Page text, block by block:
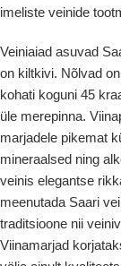
imeliste veinide
Veiniaiad asuvad
on kiltkivi. Nõlvad
kohati koguni 45
üle merepinna.
marjadele pikemat
mineraalsed ning
veinis elegantse
meenutada Saari
traditsioone nii
Viinamarjad